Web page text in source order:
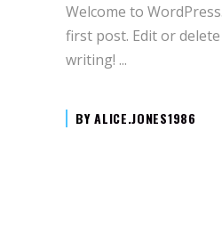
Welcome to
first post. Edit or
writing!
BYALICE.JONES1986